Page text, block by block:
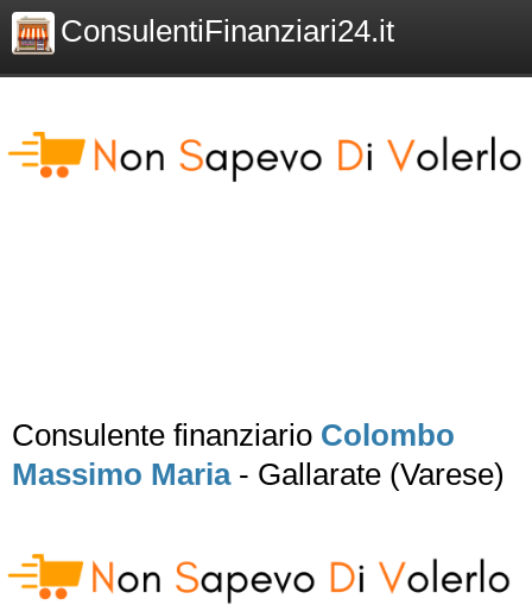
ConsulentiFinanziari24.it
Consulente finanziario Colombo
Massimo Maria- Gallarate (Varese)